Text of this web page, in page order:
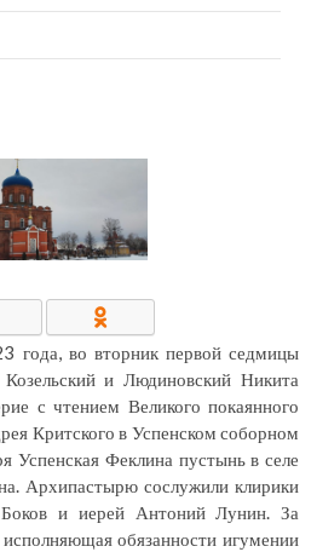
года, во вторник первой седмицы
Козельский и Людиновский Никита
с чтением Великого покаянного
Критского в Успенском соборном
Успенская Феклина пустынь в селе
Архипастырю сослужили клирики
и иерей Антоний Лунин. За
обязанности игумении